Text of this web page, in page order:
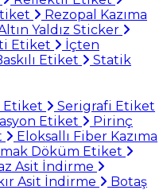
Rezopal Kazıma
Yaldız Sticker
Etiket
İçten
Etiket
Statik
Etiket
Serigrafi Etiket
Etiket
Pirinç
Eloksallı Fiber Kazıma
Döküm Etiket
Asit İndirme
Asit İndirme
Botaş